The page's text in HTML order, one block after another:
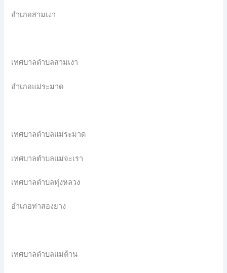
อำเภอสามเงา
เทศบาลตำบลสามเงา
อำเภอแม่ระมาด
เทศบาลตำบลแม่ระมาด
เทศบาลตำบลแม่จะเรา
เทศบาลตำบลทุ่งหลวง
อำเภอท่าสองยาง
เทศบาลตำบลแม่ต้าน